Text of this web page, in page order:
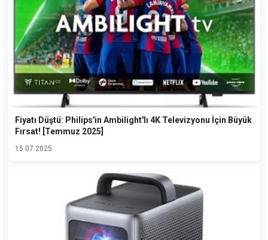
Fiyatı Düştü: Philips'in Ambilight'lı 4K Televizyonu İçin Büyük
Fırsat! [Temmuz 2025]
15.07.2025